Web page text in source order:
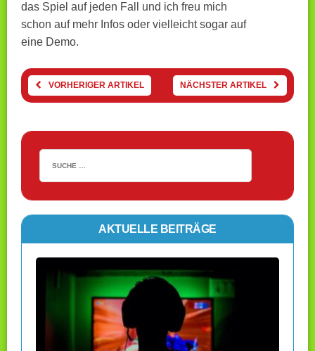
das Spiel auf jeden Fall und ich freu mich
schon auf mehr Infos oder vielleicht sogar auf
eine Demo.
VORHERIGER ARTIKEL NÄCHSTER ARTIKEL
AKTUELLE BEITRÄGE